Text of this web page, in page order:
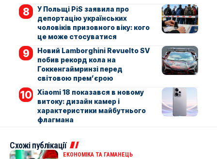
У Польщі PiS заявила про
депортацію українських
чоловіків призовного віку: кого
це може стосуватися
Новий Lamborghini Revuelto SV
побив рекорд кола на
Гоккенгаймринзі перед
світовою прем’єрою
Xiaomi 18 показався в новому
витоку: дизайн камер і
характеристики майбутнього
флагмана
Схожі публікації
ЕКОНОМІКА ТА ГАМАНЕЦЬ